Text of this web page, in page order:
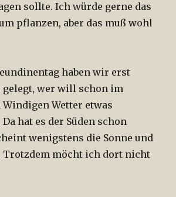
sollte. Ich würde gerne das
pflanzen, aber das muß wohl
haben wir erst
gelegt, wer will schon im
Wetter etwas
hat es der Süden schon
wenigstens die Sonne und
Trotzdem möcht ich dort nicht